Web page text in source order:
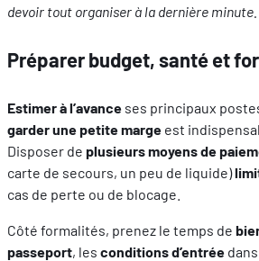
devoir tout organiser à la dernière minute.
Préparer budget, santé et
Estimer à l’avance ses principaux
garder une petite marge est
Disposer de plusieurs moyens de
carte de secours, un peu de liquide)
cas de perte ou de blocage.
Côté formalités, prenez le temps de
passeport, les conditions d’entrée